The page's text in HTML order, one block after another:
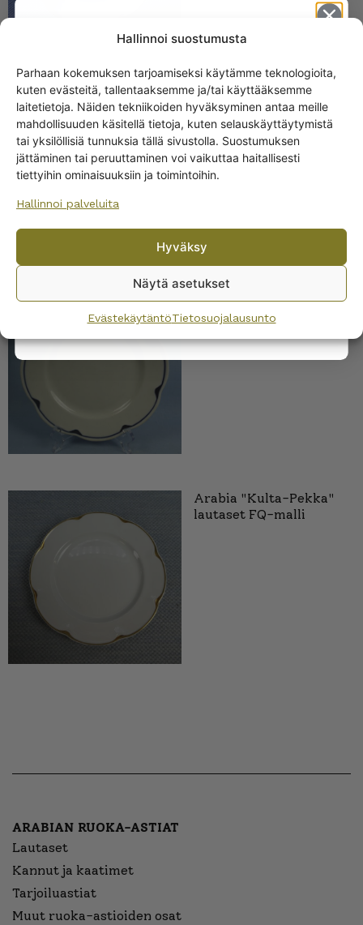
Hallinnoi suostumusta
Parhaan kokemuksen tarjoamiseksi käytämme teknologioita,
kuten evästeitä, tallentaaksemme ja/tai käyttääksemme
laitetietoja. Näiden tekniikoiden hyväksyminen antaa meille
mahdollisuuden käsitellä tietoja, kuten selauskäyttäytymistä
tai yksilöllisiä tunnuksia tällä sivustolla. Suostumuksen
jättäminen tai peruuttaminen voi vaikuttaa haitallisesti
tiettyihin ominaisuuksiin ja toimintoihin.
Hallinnoi palveluita
Hyväksy
Näytä asetukset
EvästekäytäntöTietosuojalausunto
Arabia Pekka lautaset
"kakkoslaatu"
Arabia Pekka lautanen
eri kokoja
13,00€–15,00
Arabia "Kulta-Pekka"
lautaset FQ-malli
ARABIAN RUOKA-ASTIAT
Lautaset
Kannut ja kaatimet
Tarjoiluastiat
Muut ruoka-astioiden osat
Get -5%
off?
Yes! I want the discount
By subscribing to the newsletter, you consent to receiving messages from
privacy policy.